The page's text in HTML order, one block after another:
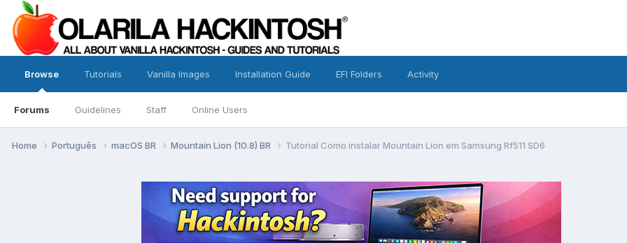
Browse
Forums Guidelines Staff Online Users
Tutorials Vanilla Images Installation Guide EFI Folders Activity
Home Português macOS BR Mountain Lion (10.8) BR Tutorial Como instalar Mountain Lion em Samsung Rf511 SD6